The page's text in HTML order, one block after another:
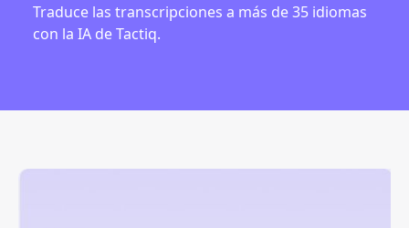
Traduce las transcripciones a más de 35 idiomas
con la IA de Tactiq.